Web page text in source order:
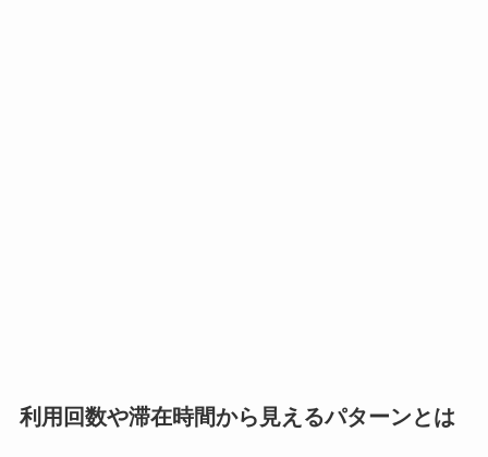
利用回数や滞在時間から見えるパターンとは